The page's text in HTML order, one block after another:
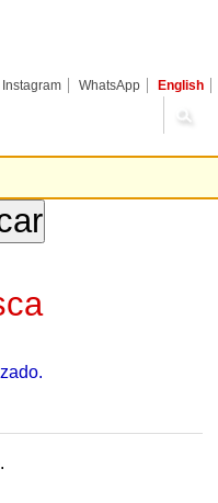
Instagram WhatsApp English